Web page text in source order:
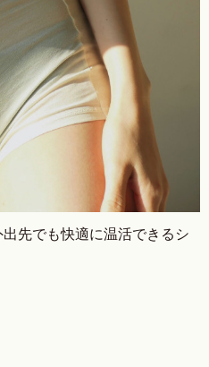
先でも快適に温活できるシ